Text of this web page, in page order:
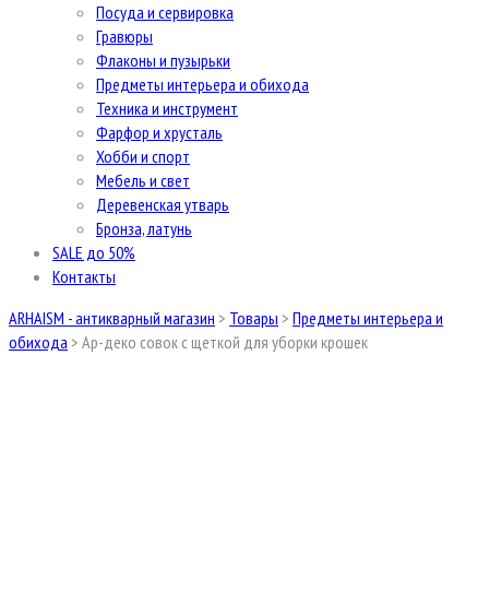
Посуда и сервировка
Гравюры
Флаконы и пузырьки
Предметы интерьера и обихода
Техника и инструмент
Фарфор и хрусталь
Хобби и спорт
Мебель и свет
Деревенская утварь
Бронза, латунь
SALE до 50%
Контакты
ARHAISM - антикварный магазин > Товары > Предметы интерьера и
обихода > Ар-деко совок с щеткой для уборки крошек